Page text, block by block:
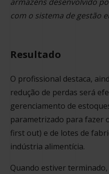
com o sistema de gestão
Resultado
O profissional destaca,
redução de perdas será
gerenciamento de
parametrizado para fazer
first out) e de lotes de
indústria alimentícia.
Quando estiver terminado,